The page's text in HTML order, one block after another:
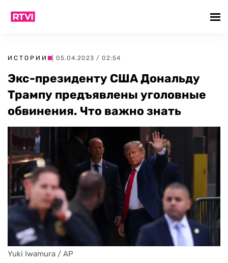
ИСТОРИИ | 05.04.2023 / 02:54
Экс-президенту США Дональду
Трампу предъявлены уголовные
обвинения. Что важно знать
Yuki Iwamura / AP